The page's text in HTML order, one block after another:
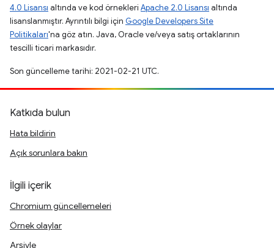
4.0 Lisansı altında ve kod örnekleri Apache 2.0 Lisansı altında
lisanslanmıştır. Ayrıntılı bilgi için Google Developers Site
Politikaları'na göz atın. Java, Oracle ve/veya satış ortaklarının
tescilli ticari markasıdır.
Son güncelleme tarihi: 2021-02-21 UTC.
Katkıda bulun
Hata bildirin
Açık sorunlara bakın
İlgili içerik
Chromium güncellemeleri
Örnek olaylar
Arşivle